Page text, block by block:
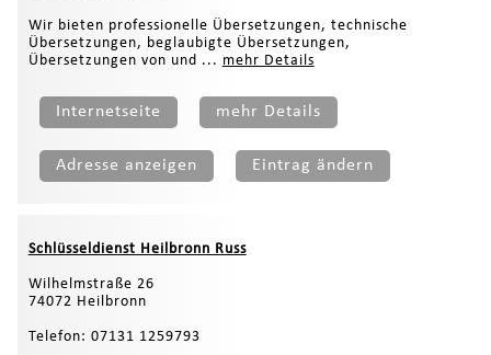
Wir bieten professionelle Übersetzungen, technische
Übersetzungen, beglaubigte Übersetzungen,
Übersetzungen von und ... mehr Details
Internetseite mehr Details
Adresse anzeigen Eintrag ändern
Schlüsseldienst Heilbronn Russ
Wilhelmstraße 26
74072 Heilbronn
Telefon: 07131 1259793